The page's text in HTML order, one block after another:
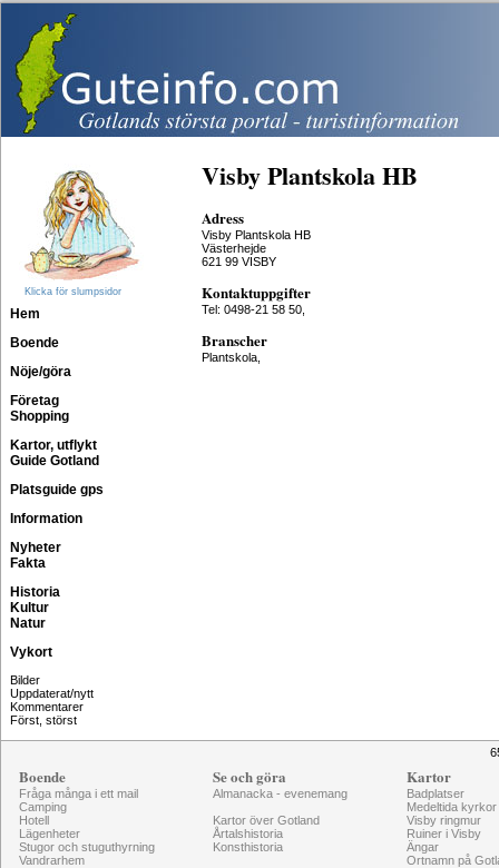
Klicka för slumpsidor
Hem
Boende
Nöje/göra
Företag
Shopping
Kartor, utflykt
Guide Gotland
Platsguide gps
Information
Nyheter
Fakta
Historia
Kultur
Natur
Vykort
Bilder
Uppdaterat/nytt
Kommentarer
Först, störst
Visby Plantskola HB
Adress
Visby Plantskola HB
Västerhejde
621 99 VISBY
Kontaktuppgifter
Tel: 0498-21 58 50,
Branscher
Plantskola,
Boende
Fråga många i ett mail
Camping
Hotell
Lägenheter
Stugor och stuguthyrning
Vandrarhem
Se och göra
Almanacka - evenemang
Kartor över Gotland
Årtalshistoria
Konsthistoria
Kartor
Badplatser
Medeltida kyrkor
Visby ringmur
Ruiner i Visby
Ängar
Ortnamn på